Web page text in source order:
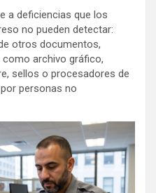
a deficiencias que los
no pueden detectar:
otros documentos,
archivo gráfico,
sellos o procesadores de
personas no